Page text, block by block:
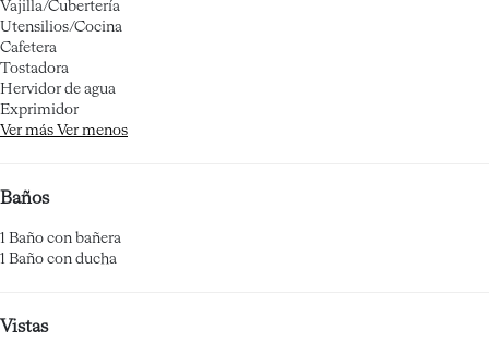
Vajilla/Cubertería
Utensilios/Cocina
Cafetera
Tostadora
Hervidor de agua
Exprimidor
Ver más Ver menos
Baños
1 Baño con bañera
1 Baño con ducha
Vistas